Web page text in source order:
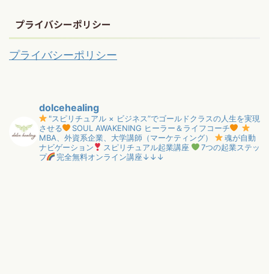
プライバシーポリシー
プライバシーポリシー
dolcehealing
"スピリチュアル × ビジネス”でゴールドクラスの人生を実現
させる
SOUL AWAKENING ヒーラー＆ライフコーチ
MBA、外資系企業、大学講師（マーケティング）
魂が自動
ナビゲーション
スピリチュアル起業講座
7つの起業ステッ
プ
完全無料オンライン講座↓↓↓